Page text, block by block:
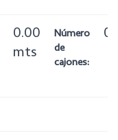
0.00
mts
Número
de
cajones:
0